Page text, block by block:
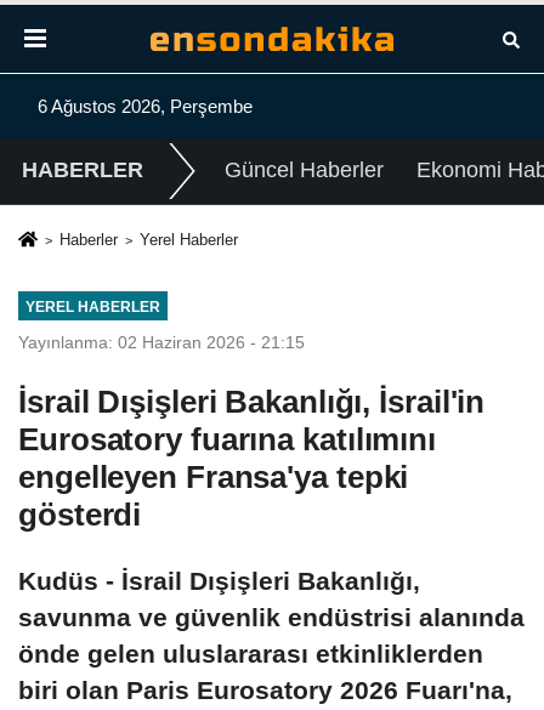
6 Ağustos 2026, Perşembe
HABERLER Güncel Haberler Ekonomi
Haberler Yerel Haberler
YEREL HABERLER
Yayınlanma: 02 Haziran 2026 - 21:15
İsrail Dışişleri Bakanlığı, İsrail'in
Eurosatory fuarına katılımını
engelleyen Fransa'ya tepki
gösterdi
Kudüs - İsrail Dışişleri Bakanlığı,
savunma ve güvenlik endüstrisi alanında
önde gelen uluslararası etkinliklerden
biri olan Paris Eurosatory 2026 Fuarı'na,